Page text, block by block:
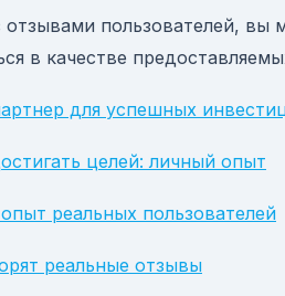
отзывами пользователей, вы
в качестве
для успешных
целей: личный опыт
реальных пользователей
реальные отзывы